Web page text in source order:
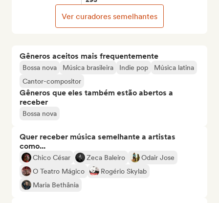
Gêneros aceitos mais frequentemente
Bossa nova Música brasileira Indie pop
Música latina
Cantor-compositor
Gêneros que eles também estão abertos a
receber
Bossa nova
Quer receber música semelhante a artistas
como...
Chico César Zeca Baleiro
Odair Jose
O Teatro Mágico
Rogério Skylab
Maria Bethânia
Ver curadores semelhantes